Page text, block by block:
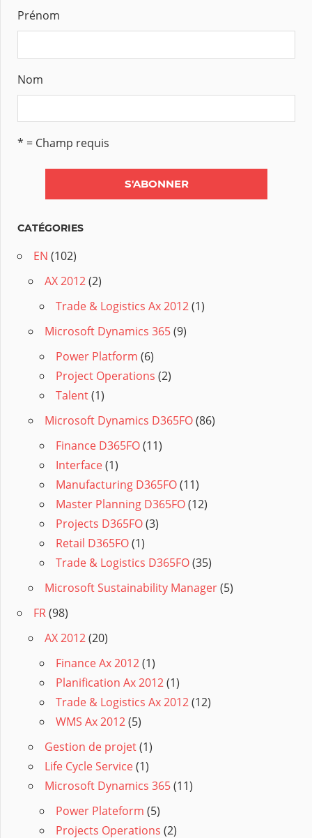
Prénom
Nom
* = Champ requis
CATÉGORIES
EN (102)
AX 2012(2)
Trade & Logistics Ax 2012(1)
Microsoft Dynamics 365(9)
Power Platform (6)
Project Operations (2)
Talent(1)
Microsoft Dynamics D365FO(86)
Finance D365FO(11)
Interface(1)
Manufacturing D365FO(11)
Master Planning D365FO(12)
Projects D365FO(3)
Retail D365FO(1)
Trade & Logistics D365FO(35)
Microsoft Sustainability Manager(5)
FR(98)
AX 2012(20)
Finance Ax 2012(1)
Planification Ax 2012(1)
Trade & Logistics Ax 2012(12)
WMS Ax 2012(5)
Gestion de projet(1)
Life Cycle Service(1)
Microsoft Dynamics 365(11)
Power Plateform (5)
Projects Operations (2)